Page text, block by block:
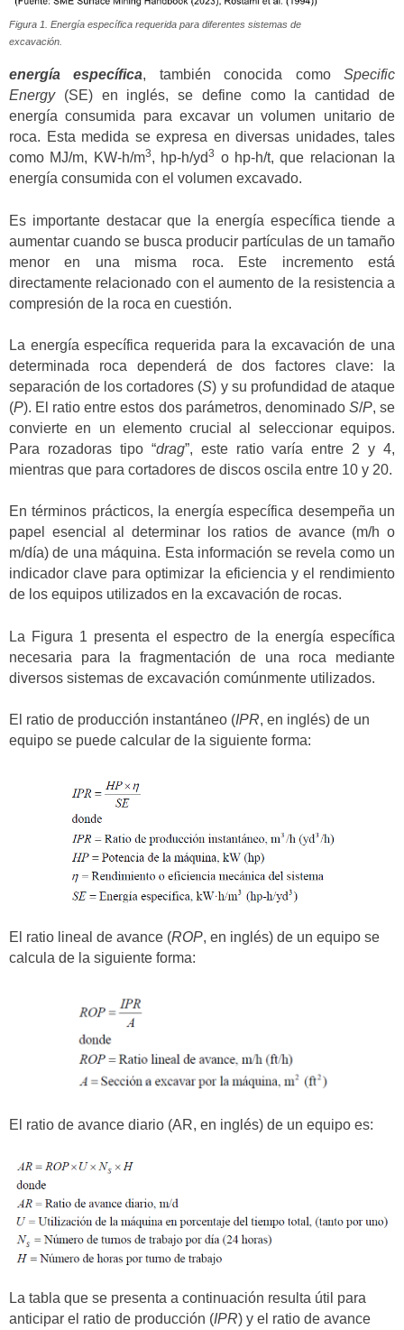
Figura 1. Energía específica requerida para diferentes sistemas de
excavación.
energía específica, también conocida comoSpecific
Energy(SE) en inglés, se define como la cantidad de
energía consumida para excavar un volumen unitario de
roca. Esta medida se expresa en diversas unidades, tales
como MJ/m, KW-h/m3, hp-h/yd3
o hp-h/t, que relacionan la
energía consumida con el volumen excavado.
Es importante destacar que la energía específica tiende a
aumentar cuando se busca producir partículas de un tamaño
menor en una misma roca. Este incremento está
directamente relacionado con el aumento de la resistencia a
compresión de la roca en cuestión.
La energía específica requerida para la excavación de una
determinada roca dependerá de dos factores clave: la
separación de los cortadores (S) y su profundidad de ataque
(P). El ratio entre estos dos parámetros, denominado S/P, se
convierte en un elemento crucial al seleccionar equipos.
Para rozadoras tipo “drag”, este ratio varía entre 2 y 4,
mientras que para cortadores de discos oscila entre 10 y 20.
En términos prácticos, la energía específica desempeña un
papel esencial al determinar los ratios de avance (m/h o
m/día) de una máquina. Esta información se revela como un
indicador clave para optimizar la eficiencia y el rendimiento
de los equipos utilizados en la excavación de rocas.
La Figura 1 presenta el espectro de la energía específica
necesaria para la fragmentación de una roca mediante
diversos sistemas de excavación comúnmente utilizados.
El ratio de producción instantáneo (IPR, en inglés) de un
equipo se puede calcular de la siguiente forma:
El ratio lineal de avance (ROP, en inglés) de un equipo se
calcula de la siguiente forma:
El ratio de avance diario (AR, en inglés) de un equipo es:
La tabla que se presenta a continuación resulta útil para
anticipar el ratio de producción (IPR) y el ratio de avance